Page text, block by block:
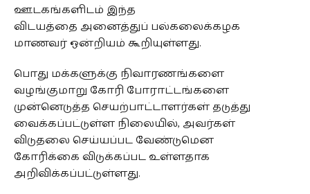
ஊடகங்களிடம் இந்த
விடயத்தை அனைத்துப் பல்கலைக்கழக
மாணவர் ஒன்றியம் கூறியுள்ளது.
பொது மக்களுக்கு நிவாரணங்களை
வழங்குமாறு கோரி போராட்டங்களை
முன்னெடுத்த செயற்பாட்டாளர்கள் தடுத்து
வைக்கப்பட்டுள்ள நிலையில், அவர்கள்
விடுதலை செய்யப்பட வேண்டுமென
கோரிக்கை விடுக்கப்பட உள்ளதாக
அறிவிக்கப்பட்டுள்ளது.